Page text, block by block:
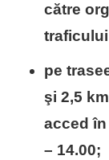
către
pe
şi 2,5
acced
– 14.00;